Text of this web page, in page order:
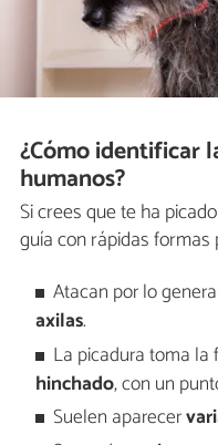
¿Cómo identificar
humanos?
Si crees que te ha
guía con rápidas formas
Atacan por lo
axilas.
La picadura toma
hinchado, con un
Suelen aparecer